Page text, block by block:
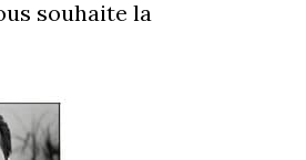
souhaite la